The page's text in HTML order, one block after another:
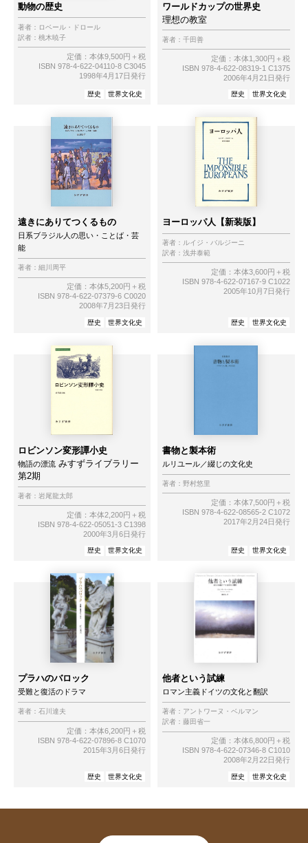
動物の歴史
著者： ロベール・ドロール
訳者： 桃木暁子
定価：本体9,500円＋税
ISBN 978-4-622-04110-8 C3045
1998年4月17日発行
歴史 世界文化史
ワールドカップの世界史
理想の教室
著者： 千田善
定価：本体1,300円＋税
ISBN 978-4-622-08319-1 C1375
2006年4月21日発行
歴史 世界文化史
遠きにありてつくるもの
日系ブラジル人の思い・ことば・芸
能
著者： 細川周平
定価：本体5,200円＋税
ISBN 978-4-622-07379-6 C0020
2008年7月23日発行
歴史 世界文化史
ヨーロッパ人【新装版】
著者： ルイジ・バルジーニ
訳者： 浅井泰範
定価：本体3,600円＋税
ISBN 978-4-622-07167-9 C1022
2005年10月7日発行
歴史 世界文化史
ロビンソン変形譚小史
物語の漂流 みすずライブラリー
第2期
著者： 岩尾龍太郎
定価：本体2,200円＋税
ISBN 978-4-622-05051-3 C1398
2000年3月6日発行
歴史 世界文化史
書物と製本術
ルリユール／綴じの文化史
著者： 野村悠里
定価：本体7,500円＋税
ISBN 978-4-622-08565-2 C1072
2017年2月24日発行
歴史 世界文化史
プラハのバロック
受難と復活のドラマ
著者： 石川達夫
定価：本体6,200円＋税
ISBN 978-4-622-07896-8 C1070
2015年3月6日発行
歴史 世界文化史
他者という試練
ロマン主義ドイツの文化と翻訳
著者： アントワーヌ・ベルマン
訳者： 藤田省一
定価：本体6,800円＋税
ISBN 978-4-622-07346-8 C1010
2008年2月22日発行
歴史 世界文化史